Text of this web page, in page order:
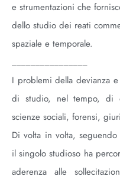
e strumentazioni che
dello studio dei reati
spaziale e temporale.
I problemi della devianza
di studio, nel tempo, di
scienze sociali, forensi,
Di volta in volta,
il singolo studioso ha
aderenza alle